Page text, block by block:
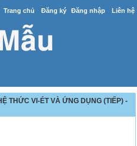
Trang chủ Đăng ký Đăng nhập Liên hệ
THỨC VI-ÉT VÀ ỨNG DỤNG (TIẾP) -